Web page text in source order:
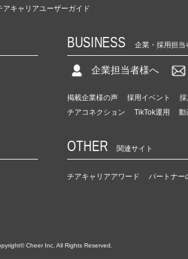
アキャリアユーザーガイド
BUSINESS 企業・採用担当
企業担当者様へ
掲載企業様の声 採用イベント
チアコネクション
TikTok運用 動
OTHER 関連サイト
チアキャリアアワード パートナー
Cheer Inc. All Rights Reserved.